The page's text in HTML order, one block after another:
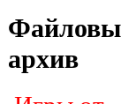
архив